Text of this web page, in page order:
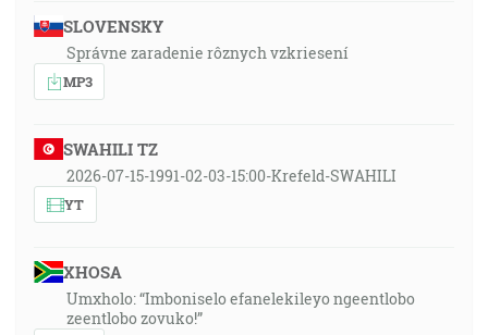
SLOVENSKY
Správne zaradenie rôznych vzkriesení
MP3
SWAHILI TZ
2026-07-15-1991-02-03-15:00-Krefeld-SWAHILI
YT
XHOSA
Umxholo: “Imboniselo efanelekileyo ngeentlobo
zeentlobo zovuko!”